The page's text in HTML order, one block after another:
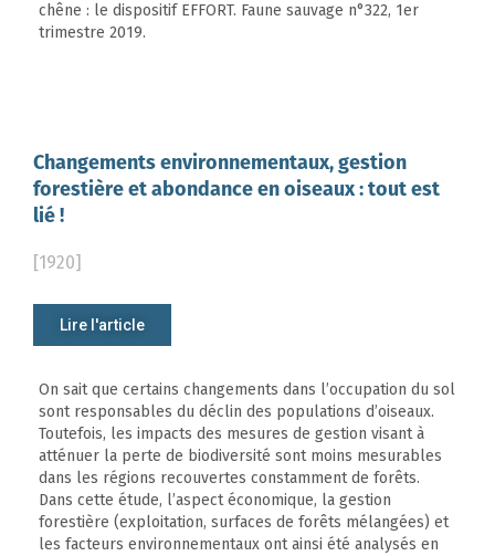
chêne : le dispositif EFFORT. Faune sauvage n°322, 1er
trimestre 2019.
Changements environnementaux, gestion
forestière et abondance en oiseaux : tout est
lié !
[1920]
Lire l'article
On sait que certains changements dans l’occupation du sol
sont responsables du déclin des populations d’oiseaux.
Toutefois, les impacts des mesures de gestion visant à
atténuer la perte de biodiversité sont moins mesurables
dans les régions recouvertes constamment de forêts.
Dans cette étude, l’aspect économique, la gestion
forestière (exploitation, surfaces de forêts mélangées) et
les facteurs environnementaux ont ainsi été analysés en